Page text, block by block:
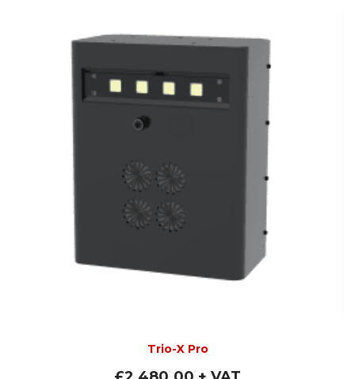
Trio-X Pro